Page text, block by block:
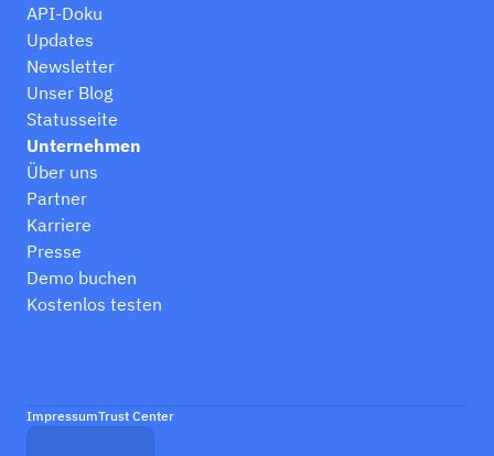
API-Doku
Updates
Newsletter
Unser Blog
Statusseite
Unternehmen
Über uns
Partner
Karriere
Presse
Demo buchen
Kostenlos testen
ImpressumTrust Center